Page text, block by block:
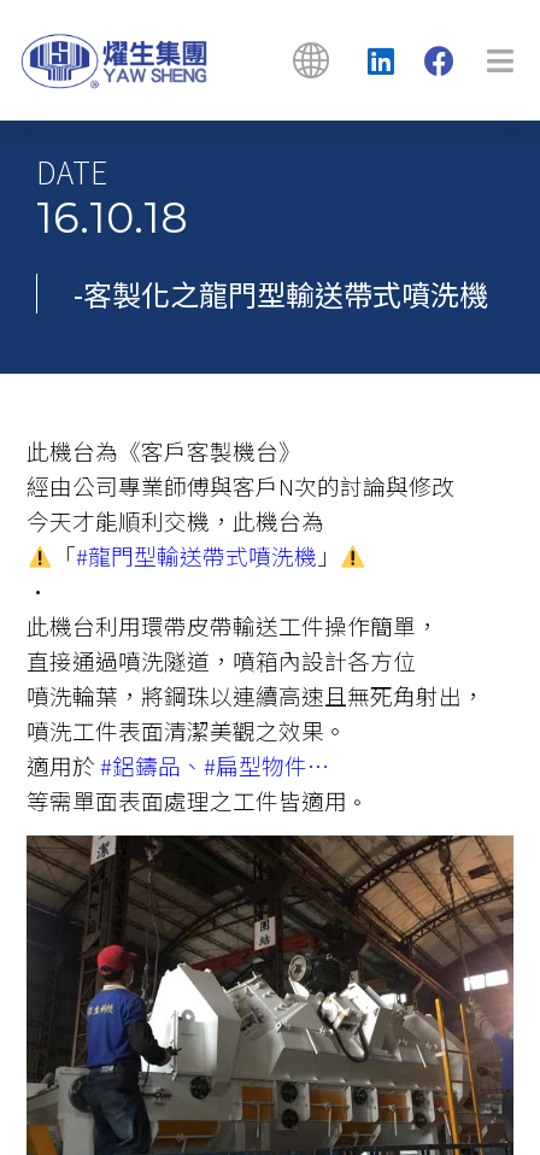
DATE
16.10.18
-客製化之龍門型輸送帶式噴洗機
此機台為《客戶客製機台》
經由公司專業師傅與客戶N次的討論與修改
今天才能順利交機，此機台為
「#龍門型輸送帶式噴洗機 」
·
此機台利用環帶皮帶輸送工件操作簡單，
直接通過噴洗隧道，噴箱內設計各方位
噴洗輪葉，將鋼珠以連續高速且無死角射出，
噴洗工件表面清潔美觀之效果。
適用於#鋁鑄品 、#扁型物件⋯
等需單面表面處理之工件皆適用 。